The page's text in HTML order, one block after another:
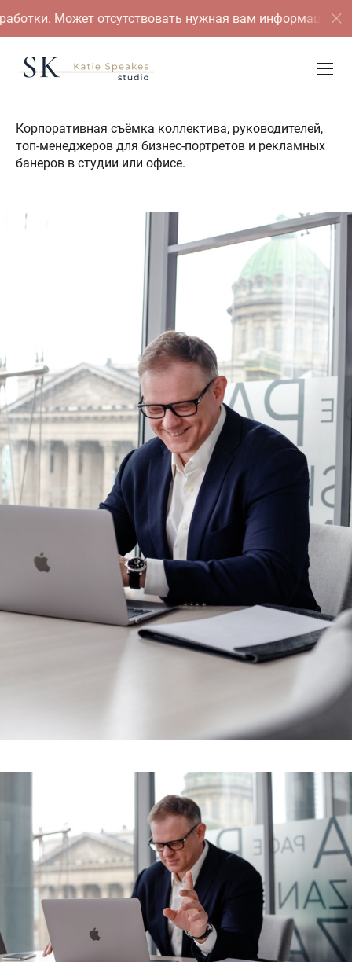
отсутствовать нужная вам информация. Приносим
Корпоративная съёмка коллектива, руководителей,
топ-менеджеров для бизнес-портретов и рекламных
банеров в студии или офисе.